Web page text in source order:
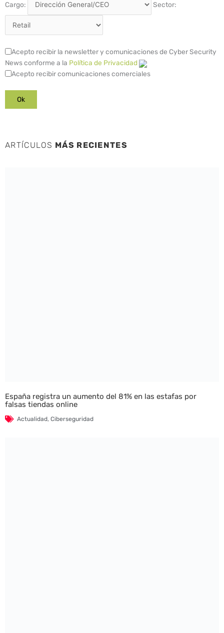
Cargo: Sector:
Acepto recibir la newsletter y comunicaciones de Cyber Security
News conforme a la Política de Privacidad
Acepto recibir comunicaciones comerciales
ARTÍCULOS MÁS RECIENTES
España registra un aumento del 81% en las estafas por
falsas tiendas online
Actualidad, Ciberseguridad